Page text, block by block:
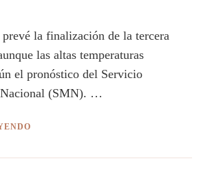
prevé la finalización de la tercera
las altas temperaturas
el pronóstico del Servicio
(SMN). …